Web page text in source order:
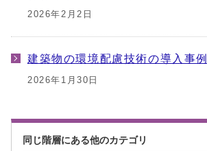
2026年2月2日
建築物の環境配慮技術の導入事例
2026年1月30日
同じ階層にある他のカテゴリ